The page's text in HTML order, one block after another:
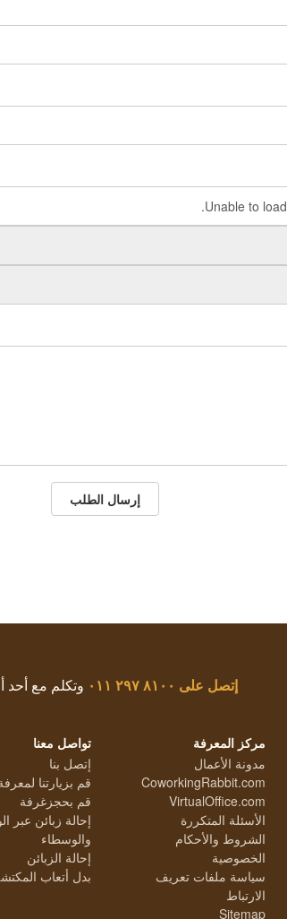
إرسال الطلب
إتصل على ٨١٠٠ ٢٩٧ ٠١١ وتكلم مع
مركز المعرفة
مدونة الأعمال
CoworkingRabbit.com
VirtualOffice.com
الأسئلة المتكررة
الشروط والأحكام
الخصوصية
سياسة ملفات تعريف
الارتباط
Sitemap
تواصل معنا
إتصل بنا
قم بزيارتنا
قم بحجزغرفة
إحالة زبائن عبر
والوسطاء
إحالة الزبائن
بدل أتعاب